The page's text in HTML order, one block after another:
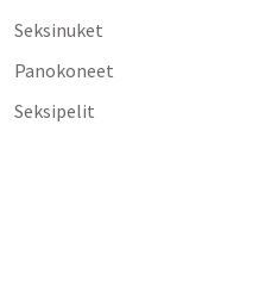
Seksinuket
Panokoneet
Seksipelit